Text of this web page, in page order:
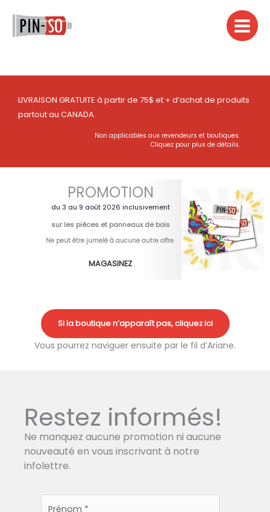
contenu
LIVRAISON GRATUITE à partir de 75$ et + d’achat de produits
partout au CANADA.
Non applicables aux revendeurs et boutiques.
Cliquez pour plus de détails.
PROMOTION
du 3 au 9 août 2026 inclusivement
sur les pièces et panneaux de bois
Ne peut être jumelé à aucune autre offre.
MAGASINEZ
Si la boutique n’apparaît pas, cliquez ici
Vous pourrez naviguer ensuite par le fil d’Ariane.
Restez informés!
Ne manquez aucune promotion ni aucune
nouveauté en vous inscrivant à notre
infolettre.